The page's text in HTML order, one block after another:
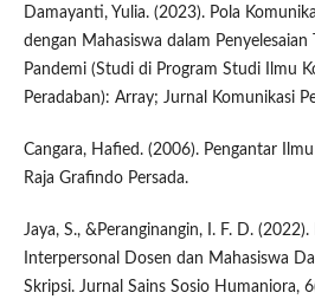
Damayanti, Yulia. (2023). Pola
dengan Mahasiswa dalam Penyelesaian
Pandemi (Studi di Program Studi Ilmu
Peradaban): Array; Jurnal Komunikasi
Cangara, Hafied. (2006). Pengantar Ilmu
Raja Grafindo Persada.
Jaya, S., &Peranginangin, I. F. D.
Interpersonal Dosen dan Mahasiswa
Skripsi. Jurnal Sains Sosio Humaniora,